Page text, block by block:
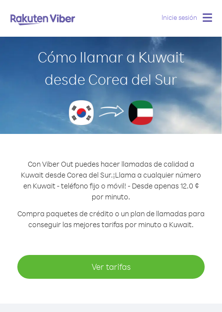
Inicie sesión
Cómo llamar a Kuwait
desde Corea del Sur
Con Viber Out puedes hacer llamadas de calidad a
Kuwait desde Corea del Sur.¡Llama a cualquier número
en Kuwait - teléfono fijo o móvil! - Desde apenas 12.0 ¢
por minuto.
Compra paquetes de crédito o un plan de llamadas para
conseguir las mejores tarifas por minuto a Kuwait.
Ver tarifas